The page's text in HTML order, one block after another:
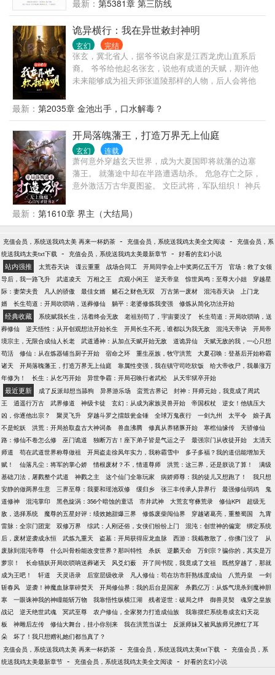
最新： 第5381章 第三防线
诡异横行：我在异世敕封神明
玄幻 完结
张玄，冀北省人，据爷爷说自家是江西龙虎山直系后
裔。 爷爷给他起名张玄，说他有成道的天赋，期许他
未来能够成为祖天师张道陵那样的人物，后人会将他
爷过世后不久，一天早上一睁眼，整个世界都变了。
这是一个什么样的世界啊？诡异横行，妖魔乱世，人
类小心谨慎的苟活于世，一不小心就会尸骨无存。 在
这样一个乱世，张玄该怎么活下去呢？ 开局继承了一
家灵塑店，他发现自己雕刻前世的神像就可以获得天
道功德，且看一个21世纪的宅男，如何在诡异的乱世
重塑世界秩序，还天地以朗朗乾坤！
最新： 第2035章 金池出手，口水解毒？
开局落魄藩王，打造万界无上仙庭
玄幻 连载
萧何意外穿越玄天世界，成为大夏国即将就藩的边塞
藩王。 就藩途中却在半路遭遇劫杀。 危急存亡之际，
意外激活万古华夏图鉴。 文臣武将，军队组织！ 神兵
界，文能以民休养生息，武能以强镇压万敌。 吕
布：“末将愿为主公开疆扩土，冲锋陷阵！” 霍去
葛亮：“亮，愿为主公智囊，妙计安天下！” 杀神白
起：“敌将百万又何惧之有？末将愿为陛下以杀止战！”
数风流人物，还看今朝。 ...... 征战诸国，仅用数年时
间便成就一统霸业。 当萧何在玄天大陆成就天帝之
位，以武力震破虚空，强行连通诸天大道。 踏遍诸天
星辰！ 征战，才刚刚开始......
最新： 第1610章 界主（大结局）
充值会员，系统送我鸡太美 再来一杯奶茶 - 充值会员，系统送我鸡太美全文阅读 - 充值会员，系
统送我鸡太美txt下载 - 充值会员，系统送我鸡太美最新章节 - 好看的玄幻小说
站内强推 太荒吞天诀 谍云重重 战场合同工 开局同学会上中奖两亿五千万
官场：救了女领
导后，我一路飞升
武道凌天 万相之王 贞观小闲王 逆天帝皇 惊世凤鸣：至尊大小姐
穿越星
际：妻荣夫贵
凡人的骄傲 最佳女婿 赌石之财色无双 万古第一废材 混沌吞天诀
上门龙
婿
长生苟道：开局吹唢呐，送葬修仙 躺平：老婆修炼我变强 修炼从简化功法开始
经典收藏 系统赋我长生，活着终会无敌 老祖别苟了，宇宙要没了
长生苟道：开局吹唢呐，送
葬修仙
逆天悟性：从开创观想法开始长生 开局长生不死，谁都以为我无敌 混沌天帝诀
开局帝
境宗主，无限合成仙人长老
武道通神：从加点天赋开始无敌 道诡异仙
天赋无敌的我，一心只想
苟活
修仙：从在炼器铺当厨子开始 宿命之环 重生巫族，牧守洪荒
大夏召唤：登基后开始称霸
诸天
开局落魄藩王，打造万界无上仙庭 靠属性变强，我在镇守司吃软饭
给大帝收尸，我暴涨万
年修为！
长生：从乞丐开始 异世争霸：开局召唤行者武松 从天牢狱卒开始
最近更新 成了反派却想当舔狗 异界游乐场 蛮荒古界记
封神：拜师元始，我竟成了周武
王
逍遥行万古 武界修道 神级卡徒 玄幻：从成为家族灵兽开始 帝国权杖
逆女！他镇压大
凶，你逐他出宗？
聚灵飞升 穿越斗罗之擂鼓瓮金锤 全球万鬼夜行 一剑九州 太平令
娘子真
不是蛇妖
洪荒：开局拾取盘古大神词条 兽血沸腾 修真从养猪豚开始 寒棺仙缘传
天骄修仙
路：修仙不卷怎么修
巫门诡道 独断万古！座下弟子皆是气运之子 最强宗门从收徒开始
太清天
师道
苟在武道世界称尊做祖 开局盗走徐凤年实力，我称霸雪中
多子多福？我的道侣能增加天
赋！
仙落凡尘：将军的掌心娇 情根废材？不，情道尊师 洪荒：这三界，还是朕说了算！
满级
基础刀法，屠戮整个武道
神戮之主 这个仙门全靠玩家 病娇师尊：我的徒儿又想跑了！
我只想
安静的做两界生意
三界至尊：我要和瑶池双修 缓归乡 张三丰传承人异界行 最强修仙弱鸡
鬼
道修神
混沌掌印 黑色旋涡：356个暗蚀的童话 市井武神 大荒玄穹彝荒录 修仙KPI
超级无
敌，选择系统
魔尊的五星好评：绩效她甜爆三界 修炼废柴闯仙界 穿越诸葛亮，重整蜀国
九霄
雷脉：全宗门团宠
双修万界 综武：人刚还俗，女侠们纷纷上门 混沌：创世神的偏宠
绑定系统
后，废材逆袭成永恒
武炼九重天 盗墓：开局获得应龙血脉 西游：我截教散了，你佛门没了
从
废脉到混沌帝尊
什么叫骨粉能改变世界？那叫特性 杀妖 逆麟天命
万剑宗？骗你的，其实是万
萝宗！
长命猫妖开局吹唢呐送葬诸天 风爻幻薮 开了间书院，我竟成了文祖
既然穿越了，那就
成为王吧！
轩道 天灵语录 后室层级收录 凡人修仙：苟在坊市肝熟练度成仙 八荒丹皇
一剑
斩春风
逆袭！神魔血脉掌碎焚天 开局修仙界：我的后台是国家
杀戮亿万：从炼气境杀到魔神胆
寒
一眼诛神我的神瞳能斩万物 我靠悟性纵横江湖 残者逆世：破局之绊 御兽灵契
魂穿之皇族
战记
逆天绝世武魂 冥武至尊 农户修仙，全家努力打造成仙族
我靠摆烂系统卷成玄幻天花
板
神雕后左传 修仙大舞台，挂小你别来 我在洪荒当谋士
反派师妹又被凤族师兄撩红了耳
朵
坏了！我只想赠礼她们都当真了？
充值会员，系统送我鸡太美 再来一杯奶茶 - 充值会员，系统送我鸡太美txt下载 - 充值会员，系
统送我鸡太美最新章节 - 充值会员，系统送我鸡太美全文阅读 - 好看的玄幻小说